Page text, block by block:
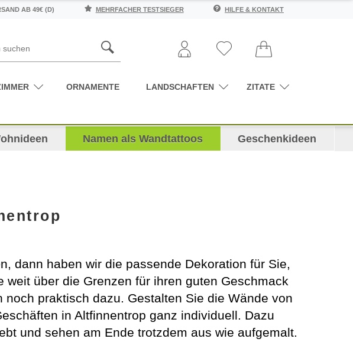
AB 49€ (D) MEHRFACHER TESTSIEGER HILFE & KONTAKT
ORNAMENTE LANDSCHAFTEN ZITATE
Namen als Wandtattoos Geschenkideen
dann haben wir die passende Dekoration für Sie,
weit über die Grenzen für ihren guten Geschmack
praktisch dazu. Gestalten Sie die Wände von
in Altfinnentrop ganz individuell. Dazu
und sehen am Ende trotzdem aus wie aufgemalt.